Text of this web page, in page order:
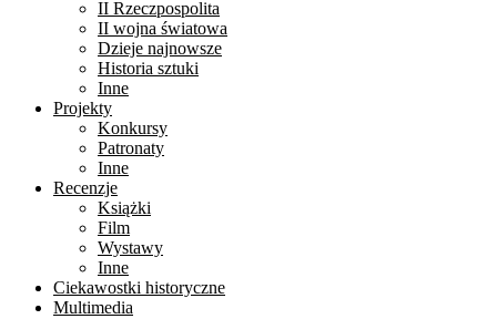
II Rzeczpospolita
II wojna światowa
Dzieje najnowsze
Historia sztuki
Inne
Projekty
Konkursy
Patronaty
Inne
Recenzje
Książki
Film
Wystawy
Inne
Ciekawostki historyczne
Multimedia